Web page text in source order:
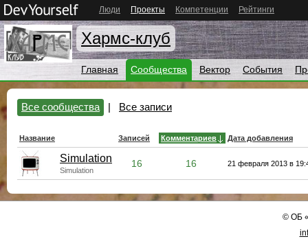
Люди Проекты Компетенции Рейтинги
Хармс-клуб
Главная Сообщества Вектор События
Все сообщества | Все записи
Название Записей Комментариев Дата добавления
Simulation
Simulation
16 16 21 февраля 2013 в
©ОБ